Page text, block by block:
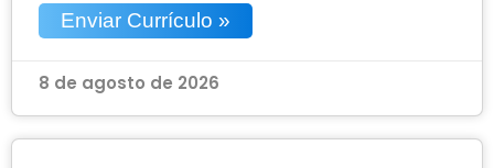
Enviar Currículo »
8 de agosto de 2026